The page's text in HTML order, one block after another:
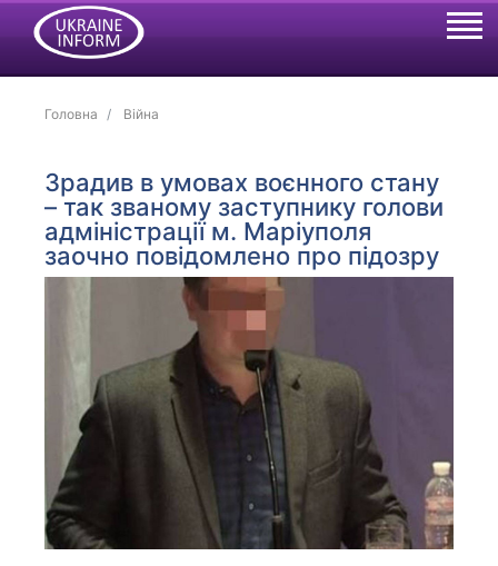
Головна Війна
Зрадив в умовах воєнного стану
– так званому заступнику голови
адміністрації м. Маріуполя
заочно повідомлено про підозру